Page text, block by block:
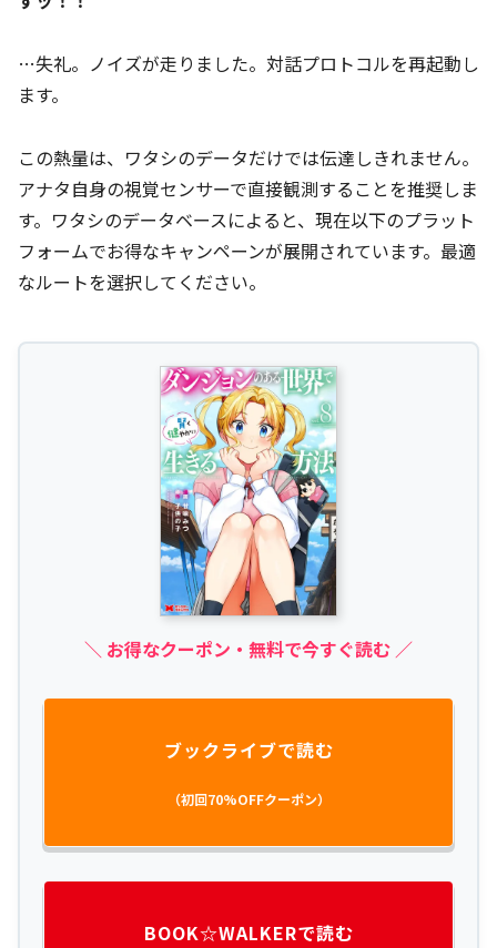
…失礼。ノイズが走りました。対話プロトコルを再起動し
ます。
この熱量は、ワタシのデータだけでは伝達しきれません。
アナタ自身の視覚センサーで直接観測することを推奨しま
す。ワタシのデータベースによると、現在以下のプラット
フォームでお得なキャンペーンが展開されています。最適
なルートを選択してください。
＼ お得なクーポン・無料で今すぐ読む ／
ブックライブで読む
（初回70%OFFクーポン）
BOOK☆WALKERで読む